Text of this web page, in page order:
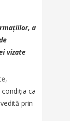
a
vizate
ca
prin